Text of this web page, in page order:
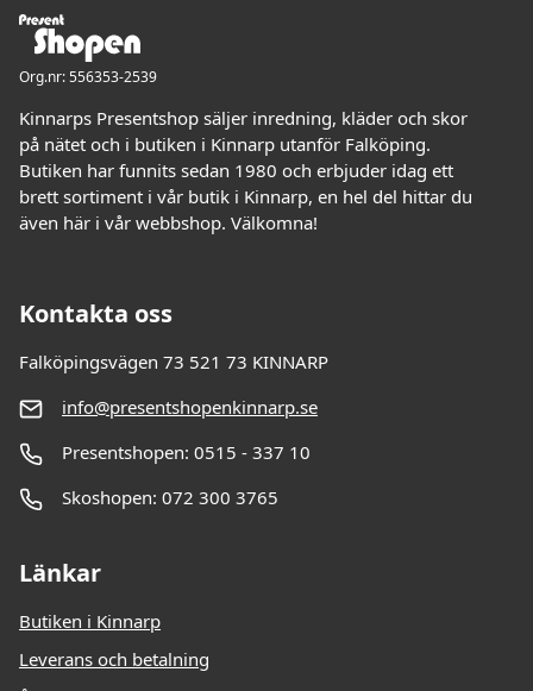
Org.nr: 556353-2539
Kinnarps Presentshop säljer inredning, kläder och skor
på nätet och i butiken i Kinnarp utanför Falköping.
Butiken har funnits sedan 1980 och erbjuder idag ett
brett sortiment i vår butik i Kinnarp, en hel del hittar du
även här i vår webbshop. Välkomna!
Kontakta oss
Falköpingsvägen 73 521 73 KINNARP
info@presentshopenkinnarp.se
Presentshopen: 0515 - 337 10
Skoshopen: 072 300 3765
Länkar
Butiken i Kinnarp
Leverans och betalning